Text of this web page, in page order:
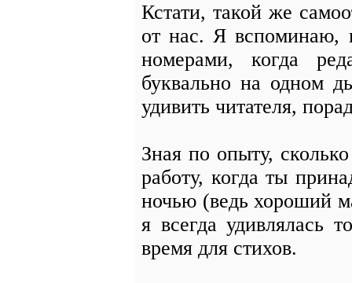
Кстати, такой же
от нас. Я вспоминаю,
номерами, когда
буквально на одном
удивить читателя,
Зная по опыту,
работу, когда ты
ночью (ведь хороший
я всегда удивлялась
время для стихов.